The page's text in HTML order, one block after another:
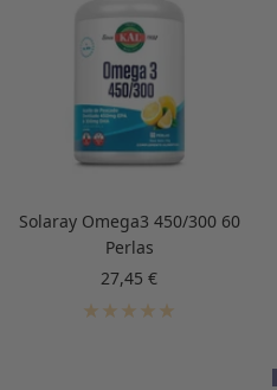
Solaray Omega3 450/300 60
Perlas
Precio
de
27,45 €